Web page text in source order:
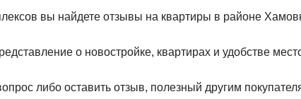
вы найдете отзывы на квартиры в районе
о новостройке, квартирах и удобстве
либо оставить отзыв, полезный другим